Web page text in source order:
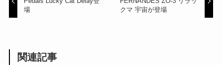
場
クマ 宇宙が登場
関連記事